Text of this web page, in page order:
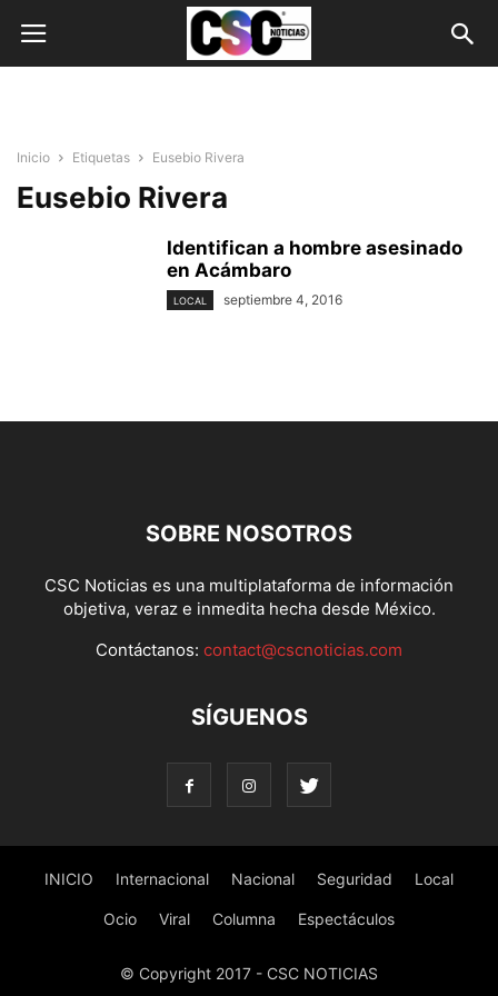
Inicio Etiquetas Eusebio Rivera
Eusebio Rivera
Identifican a hombre asesinado
en Acámbaro
LOCAL septiembre 4, 2016
SOBRE NOSOTROS
CSC Noticias es una multiplataforma de información
objetiva, veraz e inmedita hecha desde México.
Contáctanos: contact@cscnoticias.com
SÍGUENOS
INICIO Internacional Nacional Seguridad Local
Ocio Viral Columna Espectáculos
© Copyright 2017 - CSC NOTICIAS